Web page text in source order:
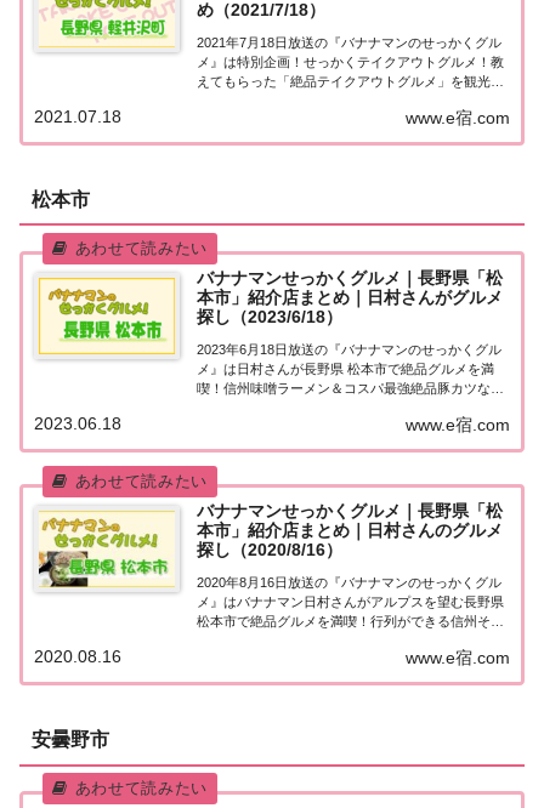
め（2021/7/18）
2021年7月18日放送の『バナナマンのせっかくグル
メ』は特別企画！せっかくテイクアウトグルメ！教
えてもらった「絶品テイクアウトグルメ」を観光協
は夏の軽井沢！紹介された情報をまとめました！せ
っかくテイクアウトグルメ「軽井沢」今日は特別...
www.e宿.com
2021.07.18
松本市
バナナマンせっかくグルメ｜長野県「松
本市」紹介店まとめ｜日村さんがグルメ
探し（2023/6/18）
2023年6月18日放送の『バナナマンのせっかくグル
メ』は日村さんが長野県 松本市で絶品グルメを満
喫！信州味噌ラーメン＆コスパ最強絶品豚カツな
しくはこちら！日村さんが「長野県 松本市」でグル
メ探し地元の人に「せっかくこの町に来たなら食...
www.e宿.com
2023.06.18
バナナマンせっかくグルメ｜長野県「松
本市」紹介店まとめ｜日村さんのグルメ
探し（2020/8/16）
2020年8月16日放送の『バナナマンのせっかくグル
メ』はバナナマン日村さんがアルプスを望む長野県
松本市で絶品グルメを満喫！行列ができる信州そば
をまとめました！詳しくはこちら！日村さんが「長
野県 松本市」へ！地元の人に「せっかくこの...
www.e宿.com
2020.08.16
安曇野市